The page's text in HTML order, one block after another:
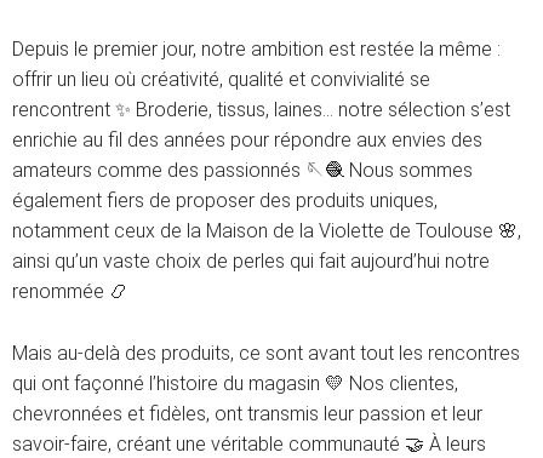
Depuis le premier jour, notre ambition est restée la même :
offrir un lieu où créativité, qualité et convivialité se
rencontrent ✨ Broderie, tissus, laines… notre sélection s’est
enrichie au fil des années pour répondre aux envies des
amateurs comme des passionnés 🪡🧶 Nous sommes
également fiers de proposer des produits uniques,
notamment ceux de la Maison de la Violette de Toulouse 🌸,
ainsi qu’un vaste choix de perles qui fait aujourd’hui notre
renommée 📿
Mais au-delà des produits, ce sont avant tout les rencontres
qui ont façonné l’histoire du magasin 💛 Nos clientes,
chevronnées et fidèles, ont transmis leur passion et leur
savoir-faire, créant une véritable communauté 🤝 À leurs